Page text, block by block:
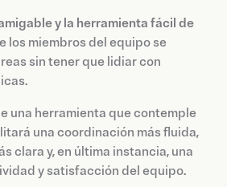
y la herramienta fácil de
los miembros del equipo se
sin tener que lidiar con
una herramienta que contemple
una coordinación más fluida,
clara y, en última instancia, una
y satisfacción del equipo.